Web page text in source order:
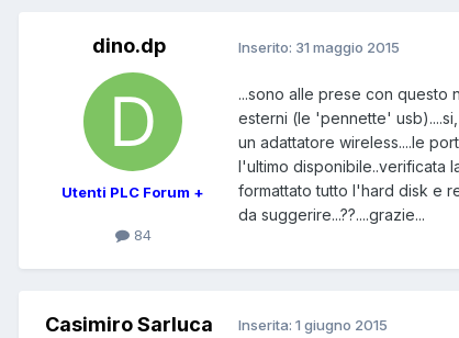
dino.dp
Utenti PLC Forum +
84
Inserito: 31 maggio 2015
...sono alle prese con questo
esterni (le 'pennette'
un adattatore wireless....le
l'ultimo disponibile..verificata
formattato tutto l'hard disk e
da suggerire...??....grazie...
Casimiro Sarluca Inserita: 1 giugno 2015